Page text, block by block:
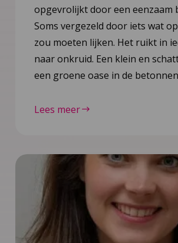
opgevrolijkt door een eenzaam
Soms vergezeld door iets wat
zou moeten lijken. Het ruikt in
naar onkruid. Een klein en
een groene oase in de
Lees meer